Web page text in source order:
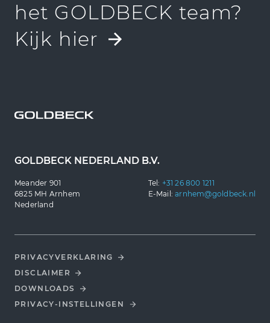
het GOLDBECK team?
Kijk hier
GOLDBECK NEDERLAND B.V.
Meander 901
6825 MH Arnhem
Nederland
Tel: +31 26 800 1211
E-Mail:arnhem@goldbeck.nl
PRIVACYVERKLARING
DISCLAIMER
DOWNLOADS
PRIVACY-INSTELLINGEN